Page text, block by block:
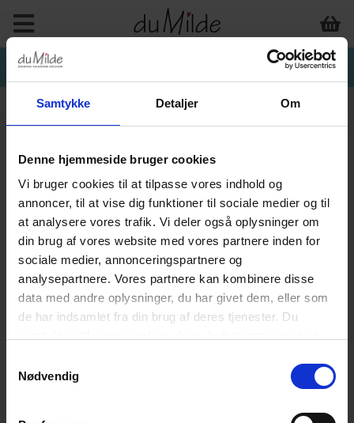
Samtykke Detaljer Om
Denne hjemmeside bruger cookies
Vi bruger cookies til at tilpasse vores indhold og
annoncer, til at vise dig funktioner til sociale medier og til
at analysere vores trafik. Vi deler også oplysninger om
din brug af vores website med vores partnere inden for
sociale medier, annonceringspartnere og
analysepartnere. Vores partnere kan kombinere disse
data med andre oplysninger, du har givet dem, eller som
de har indsamlet fra din brug af deres tjenester. Du
Nødvendig
BASISKOLLEKTION